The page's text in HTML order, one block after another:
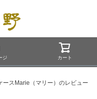
ジ カート
ースMarie（マリー）のレビュー